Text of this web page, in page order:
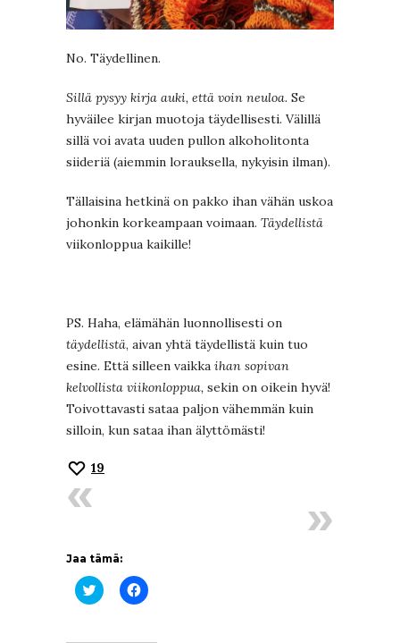
No. Täydellinen.
Sillä pysyy kirja auki, että voin neuloa. Se
hyväilee kirjan muotoja täydellisesti. Välillä
sillä voi avata uuden pullon alkoholitonta
siideriä (aiemmin lorauksella, nykyisin ilman).
Tällaisina hetkinä on pakko ihan vähän uskoa
johonkin korkeampaan voimaan. Täydellistä
viikonloppua kaikille!
PS. Haha, elämähän luonnollisesti on
täydellistä, aivan yhtä täydellistä kuin tuo
esine. Että silleen vaikka ihan sopivan
kelvollista viikonloppua, sekin on oikein hyvä!
Toivottavasti sataa paljon vähemmän kuin
silloin, kun sataa ihan älyttömästi!
19
Jaa tämä:
Jaa
Twitterissä(Avautuu
Jaa
Facebookissa(Avautuu